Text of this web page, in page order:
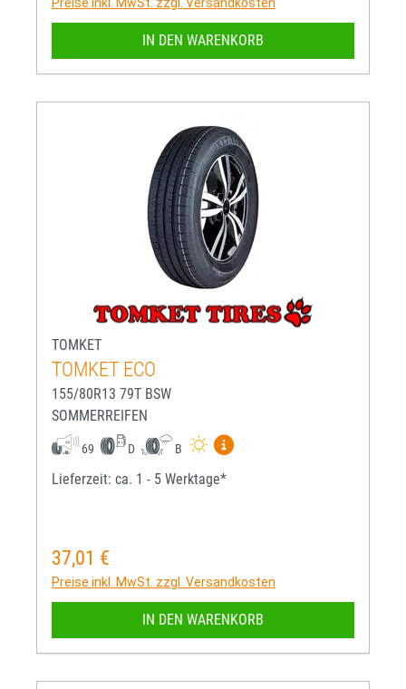
Preise inkl. MwSt. zzgl. Versandkosten
IN DEN WARENKORB
TOMKET
TOMKET ECO
155/80R13 79T BSW
SOMMERREIFEN
69 D B
Mehr Informationen zum
Lieferzeit: ca. 1 - 5 Werktage*
Regulärer Preis:
37,01 €
Preise inkl. MwSt. zzgl. Versandkosten
IN DEN WARENKORB